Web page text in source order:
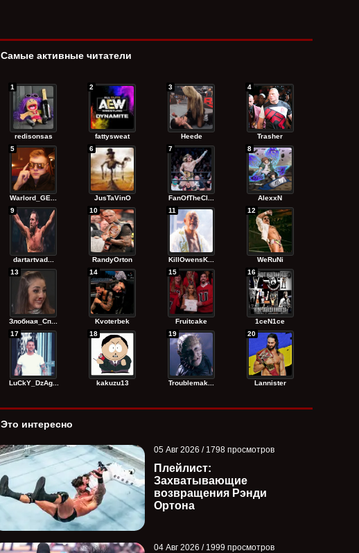
Самые активные читатели
redisonsas
1
fattysweat
2
Heede
3
Trasher
4
Warlord_GE...
5
JusTaVinO
6
FanOfTheCl...
7
AlexxN
8
dartartvad...
9
RandyОrton
10
KillOwensK...
11
WeRuNi
12
Злобная_Сп...
13
Kvoterbek
14
Fruitcake
15
1ceN1ce
16
LuCkY_DzAg...
17
kakuzu13
18
Troublemak...
19
Lannister
20
Это интересно
05 Авг 2026 / 1798 просмотров
Плейлист:
Захватывающие
возвращения Рэнди
Ортона
04 Авг 2026 / 1999 просмотров